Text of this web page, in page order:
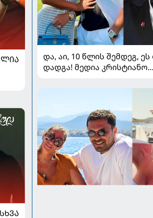
და, აი, 10 წლის შემდეგ,
დადგა! მედია კრისტიანო
როდრიგესის ქორწილზე